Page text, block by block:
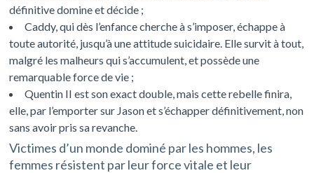
définitive domine et décide ;
Caddy, qui dès l’enfance cherche à s’imposer, échappe à
toute autorité, jusqu’à une attitude suicidaire. Elle survit à tout,
malgré les malheurs qui s’accumulent, et possède une
remarquable force de vie ;
Quentin II est son exact double, mais cette rebelle finira,
elle, par l’emporter sur Jason et s’échapper définitivement, non
sans avoir pris sa revanche.
Victimes d’un monde dominé par les hommes, les
femmes résistent par leur force vitale et leur